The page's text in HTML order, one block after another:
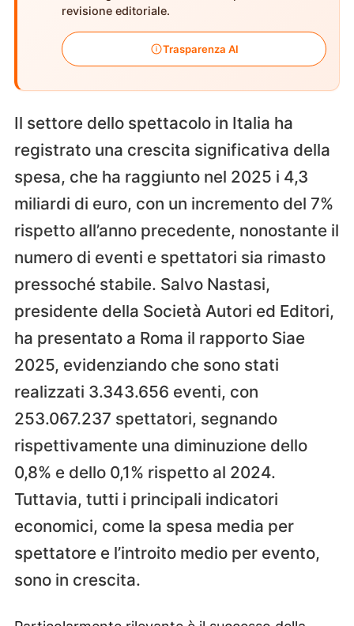
revisione editoriale.
Trasparenza AI
Il settore dello spettacolo in Italia ha
registrato una crescita significativa della
spesa, che ha raggiunto nel 2025 i 4,3
miliardi di euro, con un incremento del 7%
rispetto all’anno precedente, nonostante il
numero di eventi e spettatori sia rimasto
pressoché stabile. Salvo Nastasi,
presidente della Società Autori ed Editori,
ha presentato a Roma il rapporto Siae
2025, evidenziando che sono stati
realizzati 3.343.656 eventi, con
253.067.237 spettatori, segnando
rispettivamente una diminuzione dello
0,8% e dello 0,1% rispetto al 2024.
Tuttavia, tutti i principali indicatori
economici, come la spesa media per
spettatore e l’introito medio per evento,
sono in crescita.